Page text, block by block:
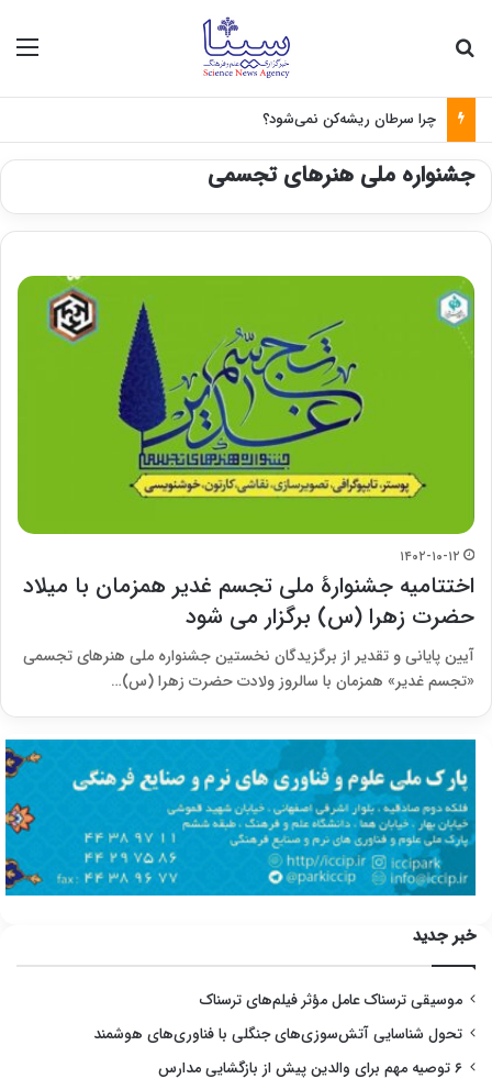
چرا سرطان ریشه‌کن نمی‌شود؟
جشنواره‌ ملی هنرهای تجسمی
۱۴۰۲-۱۰-۱۲
اختتامیه جشنوارۀ ملی تجسم غدیر همزمان با میلاد
حضرت زهرا (س) برگزار می شود
آیین پایانی و تقدیر از برگزیدگان نخستین جشنواره‌ ملی هنرهای تجسمی
«تجسم غدیر» همزمان با سالروز ولادت حضرت زهرا (س)…
خبر جدید
موسیقی ترسناک عامل مؤثر فیلم‌های ترسناک
تحول شناسایی آتش‌سوزی‌های جنگلی با فناوری‌های هوشمند
۶ توصیه مهم برای والدین پیش از بازگشایی مدارس